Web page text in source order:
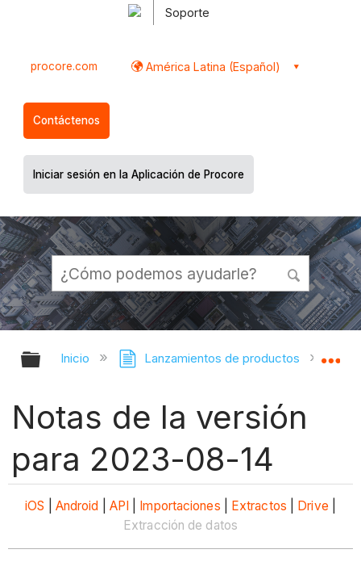
Soporte
procore.com América Latina (Español)
Contáctenos
Iniciar sesión en la Aplicación de Procore
Expandir/contraer jerarquía global
Inicio Lanzamientos de productos
Notas de la versión
para 2023-08-14
iOS Android API Importaciones Extractos Drive
Extracción de datos